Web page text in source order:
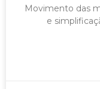
Movimento das
e